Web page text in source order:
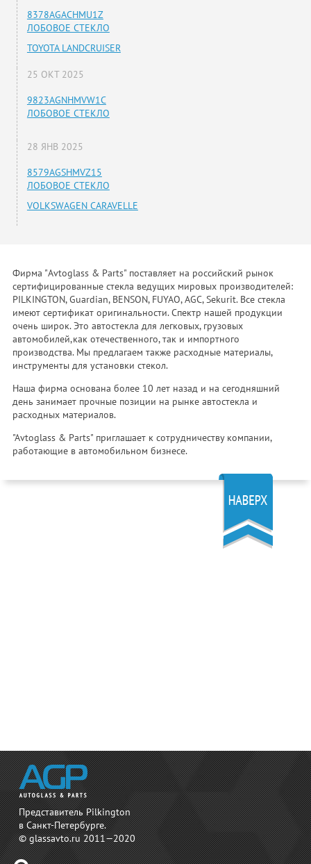
8378AGACHMU1Z
ЛОБОВОЕ СТЕКЛО
TOYOTA LANDCRUISER
25 ОКТ 2025
9823AGNHMVW1C
ЛОБОВОЕ СТЕКЛО
28 ЯНВ 2025
8579AGSHMVZ15
ЛОБОВОЕ СТЕКЛО
VOLKSWAGEN CARAVELLE
Фирма "Avtoglass & Parts" поставляет на российский рынок
сертифицированные стекла ведущих мировых производителей:
PILKINGTON, Guardian, BENSON, FUYAO, AGC, Sekurit. Все стекла
имеют сертификат оригинальности. Спектр нашей продукции
очень широк. Это автостекла для легковых, грузовых
автомобилей,как отечественного, так и импортного
производства. Мы предлагаем также расходные материалы,
инструменты для установки стекол.
Наша фирма основана более 10 лет назад и на сегодняшний
день занимает прочные позиции на рынке автостекла и
расходных материалов.
"Avtoglass & Parts" приглашает к сотрудничеству компании,
работающие в автомобильном бизнесе.
Представитель Pilkington
в Санкт-Петербурге.
© glassavto.ru 2011—2020